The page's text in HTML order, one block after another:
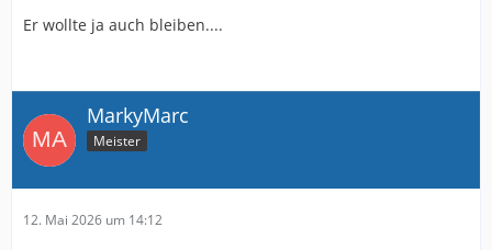
Er wollte ja auch bleiben....
MarkyMarc
Meister
12. Mai 2026 um 14:12